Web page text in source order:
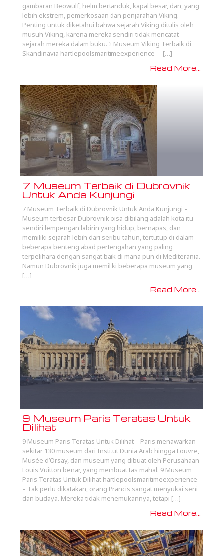
gambaran Beowulf, helm bertanduk, kapal besar, dan, yang
lebih ekstrem, pemerkosaan dan penjarahan Viking.
Penting untuk diketahui bahwa sejarah Viking ditulis oleh
musuh Viking, karena mereka sendiri tidak mencatat
sejarah mereka dalam buku. 3 Museum Viking Terbaik di
Skandinavia hartlepoolsmaritimeexperience – […]
Read More...
7 Museum Terbaik di Dubrovnik
Untuk Anda Kunjungi
7 Museum Terbaik di Dubrovnik Untuk Anda Kunjungi –
Museum terbesar Dubrovnik bisa dibilang adalah kota itu
sendiri lempengan labirin yang hidup, bernapas, dan
memiliki sejarah lebih dari seribu tahun, tertutup di dalam
beberapa benteng abad pertengahan yang paling
terpelihara dengan sangat baik di mana pun di Mediterania.
Namun Dubrovnik juga memiliki beberapa museum yang
[…]
Read More...
9 Museum Paris Teratas Untuk
Dilihat
9 Museum Paris Teratas Untuk Dilihat – Paris menawarkan
sekitar 130 museum dari Institut Dunia Arab hingga Louvre,
Musée d’Orsay, dan museum yang dibuat oleh Perusahaan
Louis Vuitton benar, yang membuat tas mahal. 9 Museum
Paris Teratas Untuk Dilihat hartlepoolsmaritimeexperience
– Tak perlu dikatakan, orang Prancis sangat menyukai seni
dan budaya. Mereka tidak menemukannya, tetapi […]
Read More...